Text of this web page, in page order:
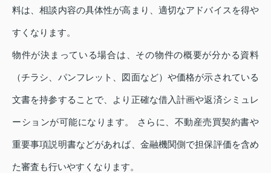
料は、相談内容の具体性が高まり、適切なアドバイスを得や
すくなります。
物件が決まっている場合は、その物件の概要が分かる資料
（チラシ、パンフレット、図面など）や価格が示されている
文書を持参することで、より正確な借入計画や返済シミュレ
ーションが可能になります。 さらに、不動産売買契約書や
重要事項説明書などがあれば、金融機関側で担保評価を含め
た審査も行いやすくなります。